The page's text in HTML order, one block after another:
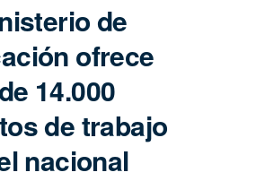
de
ofrece
14.000
de trabajo
nacional